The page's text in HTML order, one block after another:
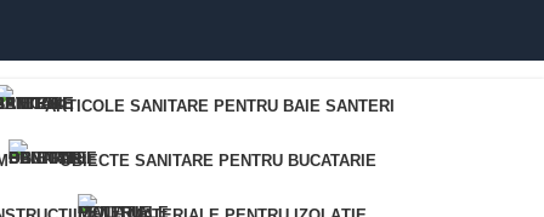
ARTICOLE SANITARE PENTRU BAIE SANTERI
OBIECTE SANITARE PENTRU BUCATARIE